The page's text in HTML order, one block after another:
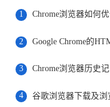
1 Chrome浏览器如何
2
3
4